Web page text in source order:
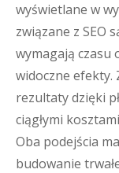
wyświetlane w
związane z SEO
wymagają czasu
widoczne efekty.
rezultaty dzięki
ciągłymi
Oba podejścia
budowanie